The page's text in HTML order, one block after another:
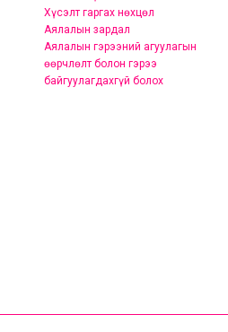
Хүсэлт гаргах нөхцөл
Аялалын зардал
Аялалын гэрээний агуулагын
өөрчлөлт болон гэрээ
байгуулагдахгүй болох